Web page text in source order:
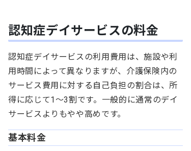
認知症デイサービスの料金
認知症デイサービスの利用費用は、施設や利
用時間によって異なりますが、介護保険内の
サービス費用に対する自己負担の割合は、所
得に応じて1～3割です。一般的に通常のデイ
サービスよりもやや高めです。
基本料金